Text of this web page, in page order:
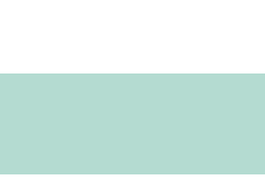
治療 ニキビ痕の凹み（ニキビ